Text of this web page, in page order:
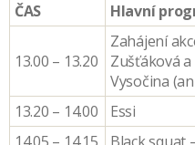
ČAS Hlavní
13.00 – 13.20
Zahájení
Zušťáková
Vysočina
13.20 – 14.00
Essi